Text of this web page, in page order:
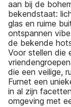
aan bij de
bekendstaat:
glas en ruime
ontspannen
de bekende
Voor stellen die
die een veilige,
Furnet een
in al zijn
omgeving met